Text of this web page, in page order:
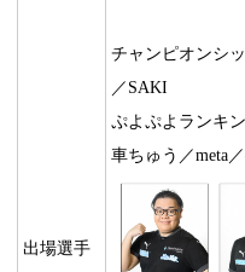
出場選手
チャンピオンシ
／SAKI
ぷよぷよランキ
車ちゅう／meta